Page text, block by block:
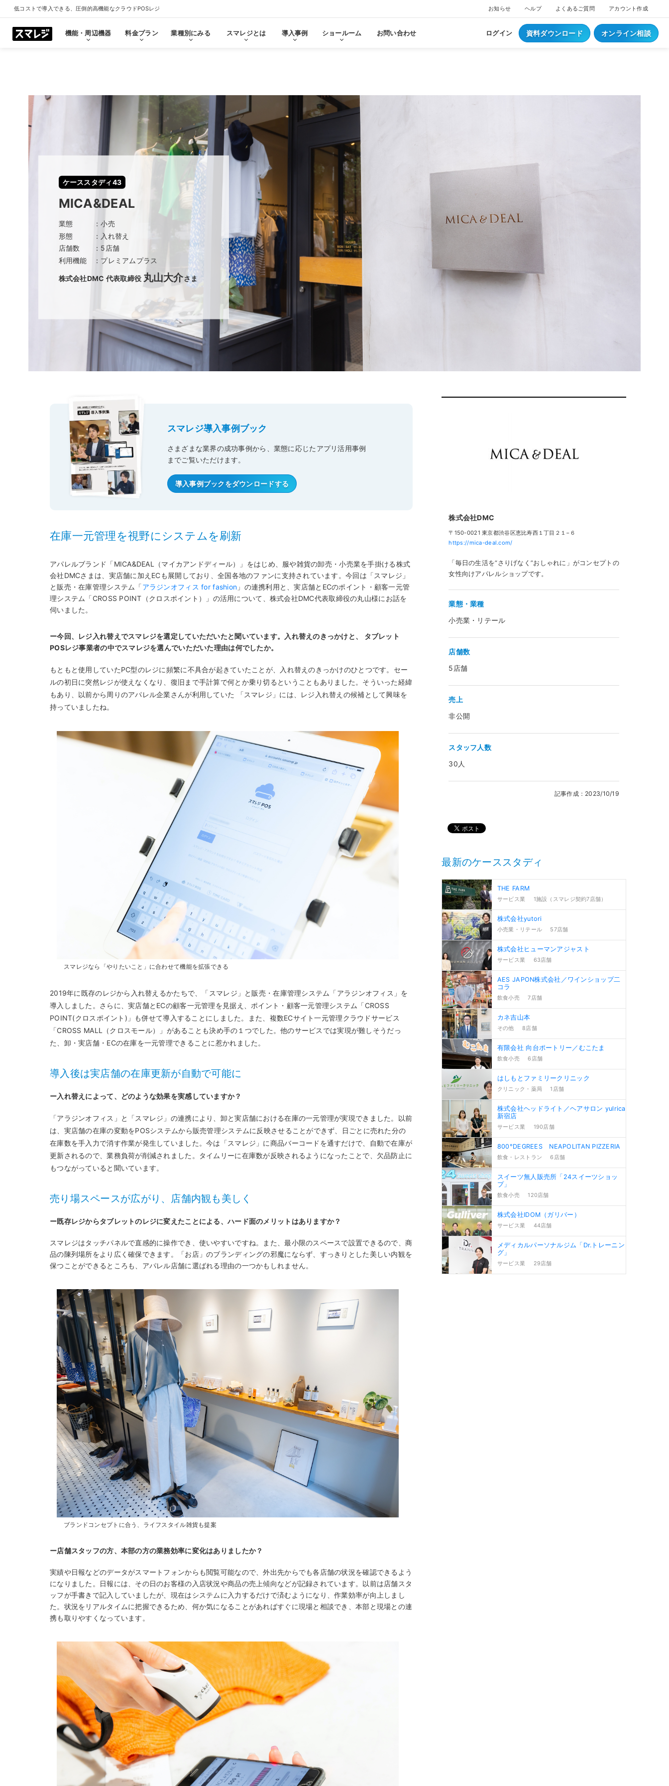
低コストで導入できる、圧倒的高機能なクラウドPOSレジ お知らせ ヘルプ よくあるご質問 アカウント作成
機能・周辺機器
機能・周辺機器 すべての機能一覧をみる
会計・レジ機能
キャッシュレス決済
券売機・食券機
セルフレジ・セミセルフレジ
モバイルオーダー
免税対応
税率変更対応
オーダーエントリー
テーブルオーダー
拡張機能・
システム連携
スマレジ・アプリマーケット
外部システム連携
スマレジ・タイムカード連携
スマレジAPI
スマレジEC
サポート機能
トレーニングモード
スマレジ・ストア
アラート通知機能
売上分析
AIレポート機能
予算管理
顧客管理
予約管理
複数店舗管理
本部管理
受注管理
スタッフ管理
自動釣銭機
料金プラン
料金プラン プラン一覧をみる
プレミアムプラス プレミアム スタンダード
フードビジネス リテールビジネス
スマレジ・ウェイター料金
業種別にみる
業種別にみる 業種一覧をみる
飲食店で使う クリニック・薬局で使う アパレル・小売業で使う 業種別資料はこちら
イベント・催事で使う 官公庁・地方自治体で使う
スマレジとは
スマレジとは
クラウド型POSの特長とは スマレジが選ばれる理由
圧倒的な高機能 安心・安全のサービス保証 アフターサポート
レジとは？
キャッシュレスとは？
導入事例
導入事例 導入事例一覧をみる
飲食店 クリニック・薬局 アパレル・小売業
サービス業 イベント・催事
百貨店・ショッピングモー
ショールーム
ショールーム ショールーム一覧をみる
恵比寿ショールーム 池袋ショールーム 名古屋ショールーム
大阪ショールーム 福岡ショールーム 沖縄ショールーム
お問い合わせ ログイン 資料ダウンロード オンライン相談
ケーススタディ43
MICA&DEAL
業態
：小売
形態
：入れ替え
店舗数
：5店舗
利用機能
：プレミアムプラス
株式会社DMC 代表取締役 丸山大介さま
スマレジ導入事例ブック
さまざまな業界の成功事例から、業態に応じたアプリ活用事例
までご覧いただけます。
導入事例ブックをダウンロードする
在庫一元管理を視野にシステムを刷新
アパレルブランド「MICA&DEAL（マイカアンドディール）」をはじめ、服や雑貨の卸売・小売業を手掛ける株式
会社DMCさまは、実店舗に加えECも展開しており、全国各地のファンに支持されています。今回は「スマレジ」
と販売・在庫管理システム「アラジンオフィス for fashion 」の連携利用と、実店舗とECのポイント・顧客一元管
理システム「CROSS POINT（クロスポイント）」の活用について、株式会社DMC代表取締役の丸山様にお話を
伺いました。
ー今回、レジ入れ替えでスマレジを選定していただいたと聞いています。入れ替えのきっかけと、 タブレット
POSレジ事業者の中でスマレジを選んでいただいた理由は何でしたか。
もともと使用していたPC型のレジに頻繁に不具合が起きていたことが、入れ替えのきっかけのひとつです。セー
ルの初日に突然レジが使えなくなり、復旧まで手計算で何とか乗り切るということもありました。そういった経緯
もあり、以前から周りのアパレル企業さんが利用していた 「スマレジ」には、レジ入れ替えの候補として興味を
持っていましたね。
スマレジなら「やりたいこと」に合わせて機能を拡張できる
2019年に既存のレジから入れ替えるかたちで、「スマレジ」と販売・在庫管理システム「アラジンオフィス」を
導入しました。さらに、実店舗とECの顧客一元管理を見据え、ポイント・顧客一元管理システム「CROSS
POINT(クロスポイント)」も併せて導入することにしました。また、複数ECサイト一元管理クラウドサービス
「CROSS MALL（クロスモール）」があることも決め手の１つでした。他のサービスでは実現が難しそうだっ
た、卸・実店舗・ECの在庫を一元管理できることに惹かれました。
導入後は実店舗の在庫更新が自動で可能に
ー入れ替えによって、どのような効果を実感していますか？
「アラジンオフィス」と「スマレジ」の連携により、卸と実店舗における在庫の一元管理が実現できました。以前
は、実店舗の在庫の変動をPOSシステムから販売管理システムに反映させることができず、日ごとに売れた分の
在庫数を手入力で消す作業が発生していました。今は「スマレジ」に商品バーコードを通すだけで、自動で在庫が
更新されるので、業務負荷が削減されました。タイムリーに在庫数が反映されるようになったことで、欠品防止に
もつながっていると聞いています。
売り場スペースが広がり、店舗内観も美しく
ー既存レジからタブレットのレジに変えたことによる、ハード面のメリットはありますか？
スマレジはタッチパネルで直感的に操作でき、使いやすいですね。また、最小限のスペースで設置できるので、商
品の陳列場所をより広く確保できます。「お店」のブランディングの邪魔にならず、すっきりとした美しい内観を
保つことができるところも、アパレル店舗に選ばれる理由の一つかもしれません。
ブランドコンセプトに合う、ライフスタイル雑貨も提案
ー店舗スタッフの方、本部の方の業務効率に変化はありましたか？
実績や日報などのデータがスマートフォンからも閲覧可能なので、外出先からでも各店舗の状況を確認できるよう
になりました。日報には、その日のお客様の入店状況や商品の売上傾向などが記録されています。以前は店舗スタ
ッフが手書きで記入していましたが、現在はシステムに入力するだけで済むようになり、作業効率が向上しまし
た。状況をリアルタイムに把握できるため、何か気になることがあればすぐに現場と相談でき、本部と現場との連
携も取りやすくなっています。
株式会社DMC
〒150-0021 東京都渋谷区恵比寿西１丁目２１−６
https://mica-deal.com/
「毎日の生活を“さりげなく”おしゃれに」がコンセプトの
女性向けアパレルショップです。
業態・業種
小売業・リテール
店舗数
5店舗
売上
非公開
スタッフ人数
30人
記事作成：2023/10/19
最新のケーススタディ
THE FARM
サービス業 1施設（スマレジ契約7店舗）
株式会社yutori
小売業・リテール 57店舗
株式会社ヒューマンアジャスト
サービス業 63店舗
AES JAPON株式会社／ワインショップ二
コラ
飲食小売 7店舗
カネ吉山本
その他 8店舗
有限会社 向台ポートリー／むこたま
飲食小売 6店舗
はしもとファミリークリニック
クリニック・薬局 1店舗
株式会社ヘッドライト／ヘアサロン yulrica
新宿店
サービス業 190店舗
800°DEGREES NEAPOLITAN PIZZERIA
飲食・レストラン 6店舗
スイーツ無人販売所「24スイーツショッ
プ」
飲食小売 120店舗
株式会社IDOM（ガリバー）
サービス業 44店舗
メディカルパーソナルジム「Dr.トレーニン
グ」
サービス業 29店舗